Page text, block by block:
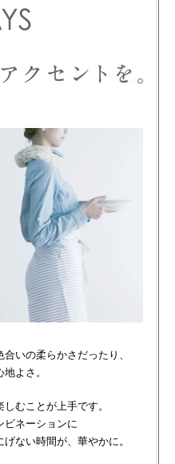
いの柔らかさだったり、
よさ。
むことが上手です。
ビネーションに
ない時間が、華やかに。